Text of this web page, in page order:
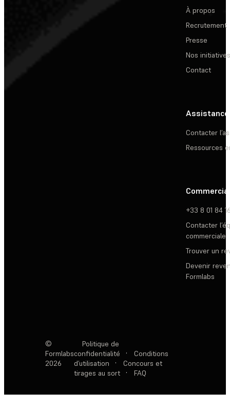
À propos
Recrutement
Presse
Nos initiatives
Contact
Assistance
Contacter
Ressources
Commercial
+33 8 01 84
Contacter
commerciale
Trouver un
Devenir
Formlabs
©
Formlabs
2026
Politique de
confidentialité
·
Conditions
d’utilisation
·
Concours et
tirages au sort
· FAQ